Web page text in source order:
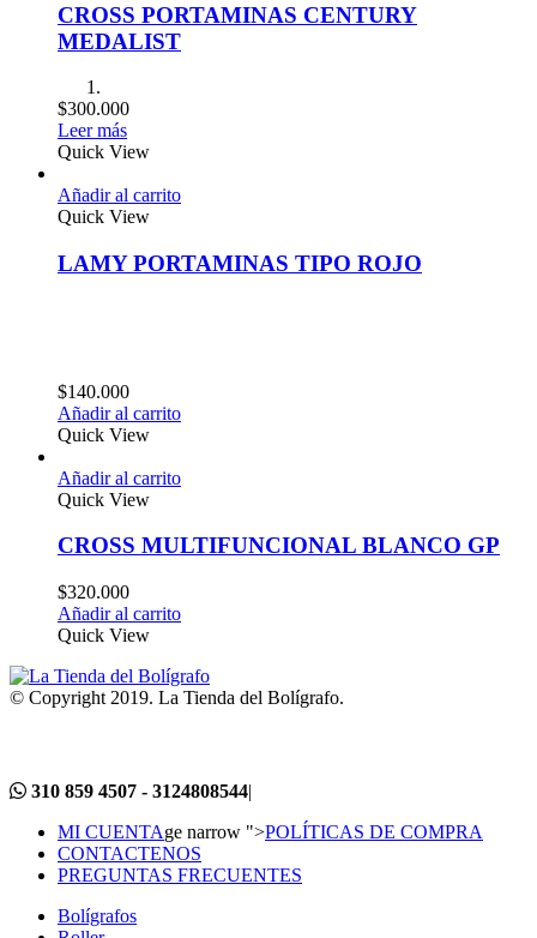
CROSS PORTAMINAS CENTURY
MEDALIST
$300.000
Leer más
Quick View
Añadir al carrito
Quick View
LAMY PORTAMINAS TIPO ROJO
$140.000
Añadir al carrito
Quick View
Añadir al carrito
Quick View
CROSS MULTIFUNCIONAL BLANCO GP
$320.000
Añadir al carrito
Quick View
© Copyright 2019. La Tienda del Bolígrafo.
310 859 4507 - 3124808544|
MI CUENTAge narrow ">POLÍTICAS DE COMPRA
CONTACTENOS
PREGUNTAS FRECUENTES
Bolígrafos